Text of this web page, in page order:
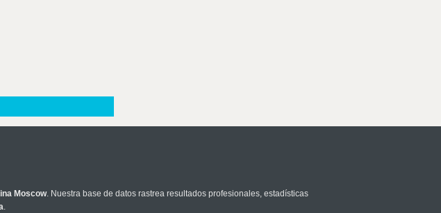
Moscow. Nuestra base de datos rastrea resultados profesionales, estadísticas
.